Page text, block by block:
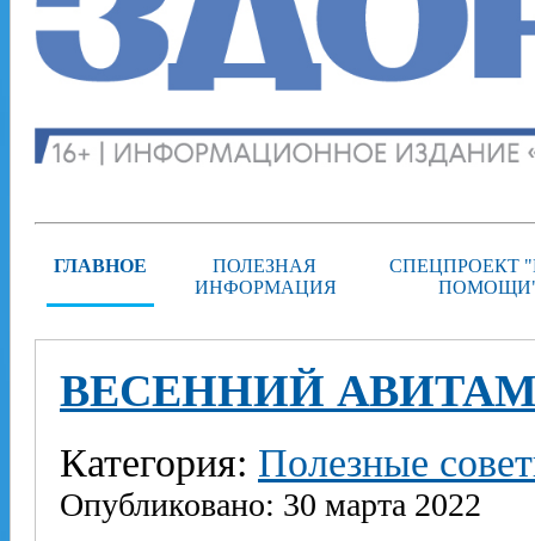
ГЛАВНОЕ
ПОЛЕЗНАЯ
ИНФОРМАЦИЯ
СПЕЦПРОЕКТ
ВЕСЕННИЙ
Категория: Полезные
Опубликовано: 30 марта 2022